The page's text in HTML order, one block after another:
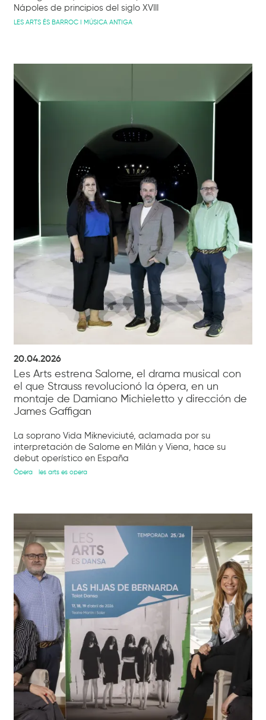
Nápoles de principios del siglo XVIII
LES ARTS ÉS BARROC I MÚSICA ANTIGA
20.04.2026
Les Arts estrena Salome, el drama musical con
el que Strauss revolucionó la ópera, en un
montaje de Damiano Michieletto y dirección de
James Gaffigan
La soprano Vida Mikneviciuté, aclamada por su
interpretación de Salome en Milán y Viena, hace su
debut operístico en España
Òpera les arts es opera